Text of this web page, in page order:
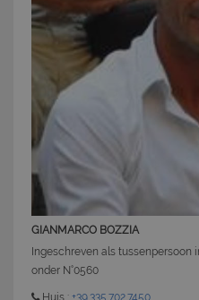
GIANMARCO BOZZIA
Ingeschreven als tussenpersoon
onder N°0560
Huis : +39.335.702.7450
CookieScriptConsent